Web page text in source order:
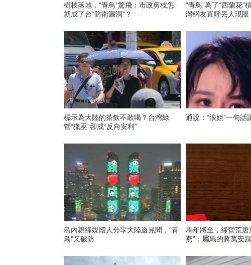
樹枝落地，“青鳥”驚飛：市政剪枝怎
就成了台“防衛漏洞”？
“青鳥”為了“西蘭花”
灣網友直呼丟人現眼
標示為大陸的茶飲不敢喝？台灣綠
營“獵巫”卻成“反向安利”
通說：“浪姐”一句話
島內親綠媒體人分享大陸遊見聞，“青
鳥”又破防
馬年將至，綠營荒唐
燕”：屬馬的蔣萬安